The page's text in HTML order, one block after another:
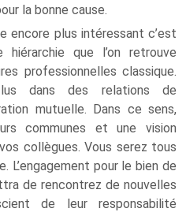
la bonne cause.
encore plus intéressant c’est
que l’on retrouve
professionnelles classique.
dans des relations de
mutuelle. Dans ce sens,
communes et une vision
collègues. Vous serez tous
L’engagement pour le bien de
de rencontrez de nouvelles
de leur responsabilité